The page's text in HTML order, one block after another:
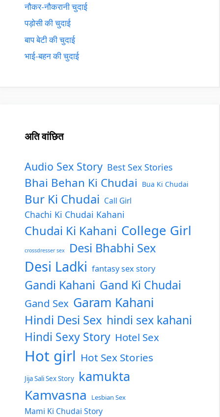
नौकर-नौकरानी चुदाई
पड़ोसी की चुदाई
बाप बेटी की चुदाई
भाई-बहन की चुदाई
अति वांछित
Audio Sex Story Best Sex Stories
Bhai Behan Ki Chudai Bua Ki Chudai
Bur Ki Chudai Call Girl
Chachi Ki Chudai Kahani
Chudai Ki Kahani College Girl
crossdresser sex Desi Bhabhi Sex
Desi Ladki fantasy sex story
Gandi Kahani Gand Ki Chudai
Gand Sex Garam Kahani
Hindi Desi Sex hindi sex kahani
Hindi Sexy Story Hotel Sex
Hot girl Hot Sex Stories
Jija Sali Sex Story kamukta
Kamvasna Lesbian Sex
Mami Ki Chudai Story